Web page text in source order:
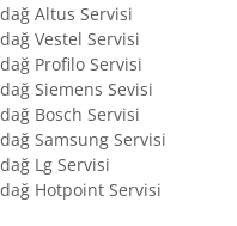
Altus Servisi
Vestel Servisi
Profilo Servisi
Siemens Sevisi
Bosch Servisi
Samsung Servisi
Lg Servisi
Hotpoint Servisi